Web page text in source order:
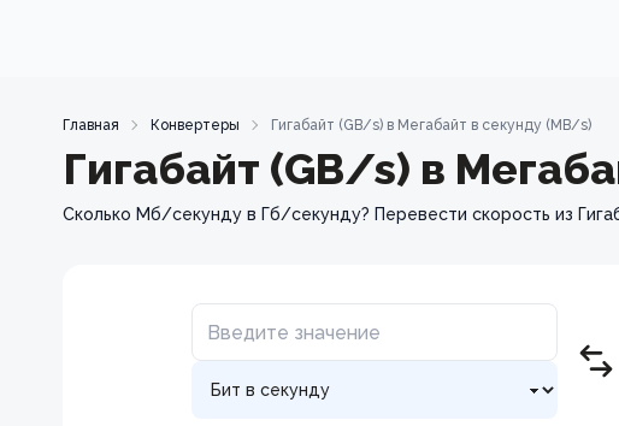
Главная Конвертеры Гигабайт (GB/s) в Мегабайт в секунду (MB/s)
Гигабайт (GB/s) в
Сколько Мб/секунду в Гб/секунду? Перевести скорость из